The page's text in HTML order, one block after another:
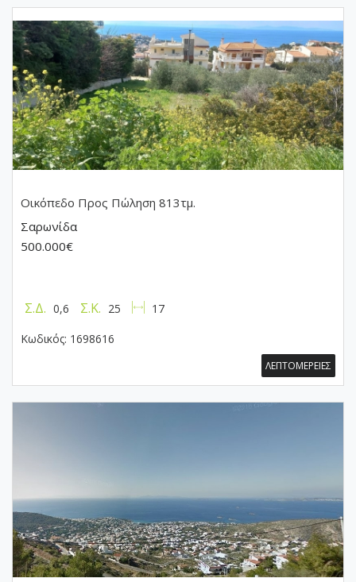
Οικόπεδο Προς Πώληση 813τμ.
Σαρωνίδα
500.000€
Σ.Δ. 0,6 Σ.Κ. 25
17
Κωδικός: 1698616
ΛΕΠΤΟΜΕΡΕΙΕΣ